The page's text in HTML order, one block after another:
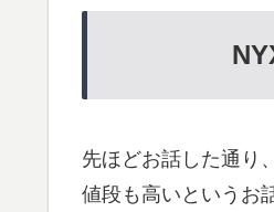
先ほどお話した通り
値段も高いというお